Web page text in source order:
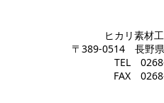
ヒカリ素材
〒389-0514 長野
TEL
FAX